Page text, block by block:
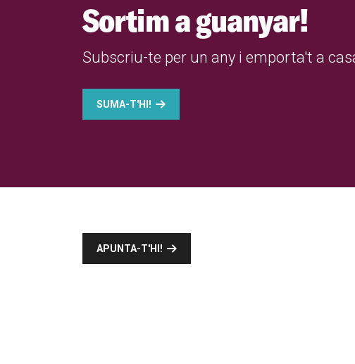
Sortim a guanyar!
Subscriu-te per un any i emporta't a
SUMA-T'HI!
APUNTA-T'HI!